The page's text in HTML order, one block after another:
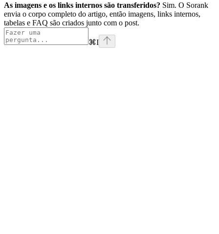
As imagens e os links internos são transferidos? Sim. O Sorank
envia o corpo completo do artigo, então imagens, links internos,
tabelas e FAQ são criados junto com o post.
⌘I